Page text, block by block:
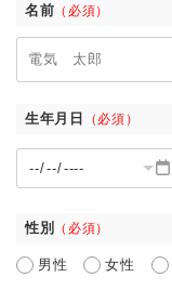
名前 （必須）
生年月日 （必須）
性別 （必須）
男性 女性